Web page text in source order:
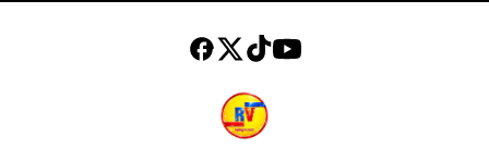
equipamento permite identificar
quem entra e quem sai da via,
residentes. Além do controle de
veículos, o sistema também difi...